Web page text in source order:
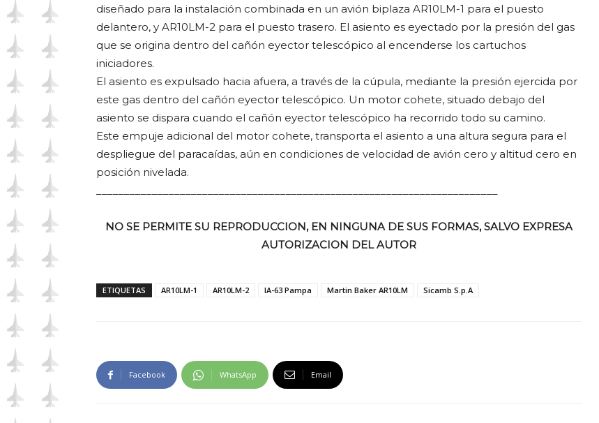
diseñado para la instalación combinada en un avión biplaza AR10LM-1 para el puesto
delantero, y AR10LM-2 para el puesto trasero. El asiento es eyectado por la presión del gas
que se origina dentro del cañón eyector telescópico al encenderse los cartuchos
iniciadores.
El asiento es expulsado hacia afuera, a través de la cúpula, mediante la presión ejercida por
este gas dentro del cañón eyector telescópico. Un motor cohete, situado debajo del
asiento se dispara cuando el cañón eyector telescópico ha recorrido todo su camino.
Este empuje adicional del motor cohete, transporta el asiento a una altura segura para el
despliegue del paracaídas, aún en condiciones de velocidad de avión cero y altitud cero en
posición nivelada.
NO SE PERMITE SU REPRODUCCION, EN NINGUNA DE SUS FORMAS, SALVO EXPRESA
AUTORIZACION DEL AUTOR
ETIQUETAS AR10LM-1 AR10LM-2 IA-63 Pampa Martin Baker AR10LM Sicamb S.p.A
Facebook WhatsApp Email